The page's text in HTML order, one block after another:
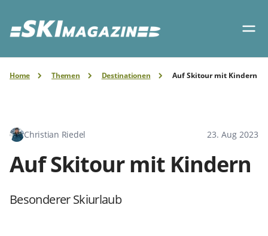
Home Themen Destinationen Auf Skitour mit Kindern
Christian Riedel 23. Aug 2023
Auf Skitour mit Kindern
Besonderer Skiurlaub